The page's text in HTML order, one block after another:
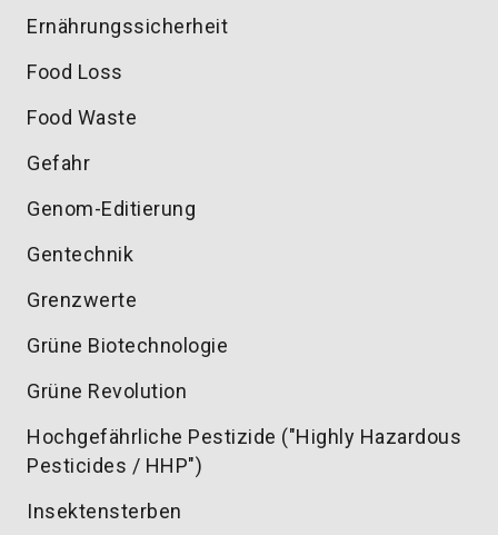
Ernährungssicherheit
Food Loss
Food Waste
Gefahr
Genom-Editierung
Gentechnik
Grenzwerte
Grüne Biotechnologie
Grüne Revolution
Hochgefährliche Pestizide ("Highly Hazardous
Pesticides / HHP")
Insektensterben